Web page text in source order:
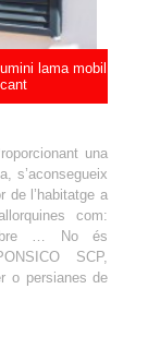
lama mobil
una
s’aconsegueix
de l’habitatge a
com:
… No és
SCP,
o persianes de